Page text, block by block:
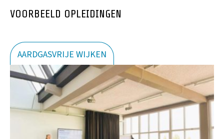
VOORBEELD OPLEIDINGEN
AARDGASVRIJE WIJKEN